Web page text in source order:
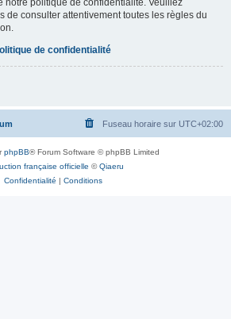
de consulter attentivement toutes les règles du
de confidentialité
Fuseau horaire sur UTC+02:00
phpBB® Forum Software © phpBB Limited
française officielle ©Qiaeru
Confidentialité | Conditions